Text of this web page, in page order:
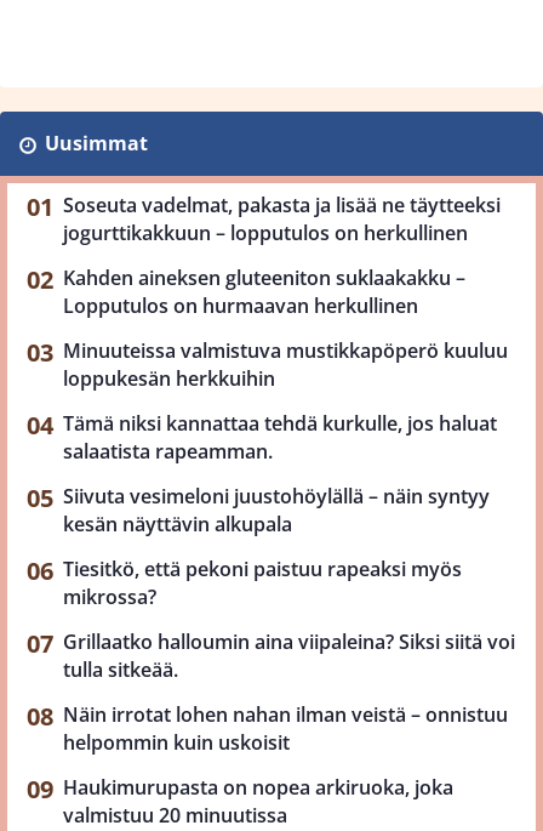
Uusimmat
Soseuta vadelmat, pakasta ja lisää ne täytteeksi
jogurttikakkuun – lopputulos on herkullinen
Kahden aineksen gluteeniton suklaakakku –
Lopputulos on hurmaavan herkullinen
Minuuteissa valmistuva mustikkapöperö kuuluu
loppukesän herkkuihin
Tämä niksi kannattaa tehdä kurkulle, jos haluat
salaatista rapeamman.
Siivuta vesimeloni juustohöylällä – näin syntyy
kesän näyttävin alkupala
Tiesitkö, että pekoni paistuu rapeaksi myös
mikrossa?
Grillaatko halloumin aina viipaleina? Siksi siitä voi
tulla sitkeää.
Näin irrotat lohen nahan ilman veistä – onnistuu
helpommin kuin uskoisit
Haukimurupasta on nopea arkiruoka, joka
valmistuu 20 minuutissa